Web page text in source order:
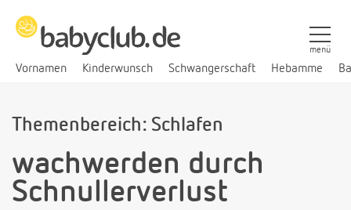
Vornamen Kinderwunsch Schwangerschaft Hebamme
menü
Themenbereich: Schlafen
wachwerden durch
Schnullerverlust